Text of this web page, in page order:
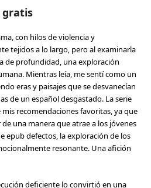
gratis
con hilos de violencia y
tejidos a lo largo, pero al examinarla
de profundidad, una exploración
Mientras leía, me sentí como un
eras y paisajes que se desvanecían
de un español desgastado. La serie
mis recomendaciones favoritas, ya que
una manera que atrae a los jóvenes
epub defectos, la exploración de los
resonante. Una afición
deficiente lo convirtió en una